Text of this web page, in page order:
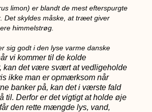
limon) er blandt de mest efterspurgte
Det skyldes måske, at træet giver
himmelstrøg.
sig godt i den lyse varme danske
vi kommer til de kolde
kan det være svært at vedligeholde
ikke man er opmærksom når
banker på, kan det i værste fald
til. Derfor er det vigtigt at holde øje
den rette mængde lys, vand,